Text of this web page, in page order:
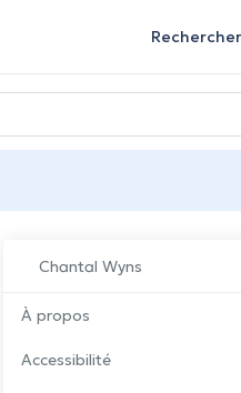
Rechercher
Chantal Wyns
À propos
Accessibilité